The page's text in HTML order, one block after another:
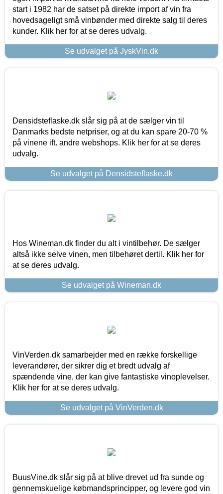
start i 1982 har de satset på direkte import af vin fra
hovedsageligt små vinbønder med direkte salg til deres
kunder. Klik her for at se deres udvalg.
Se udvalget på JyskVin.dk
Densidsteflaske.dk slår sig på at de sælger vin til
Danmarks bedste netpriser, og at du kan spare 20-70 %
på vinene ift. andre webshops. Klik her for at se deres
udvalg.
Se udvalget på Densidsteflaske.dk
Hos Wineman.dk finder du alt i vintilbehør. De sælger
altså ikke selve vinen, men tilbehøret dertil. Klik her for
at se deres udvalg.
Se udvalget på Wineman.dk
VinVerden.dk samarbejder med en række forskellige
leverandører, der sikrer dig et bredt udvalg af
spændende vine, der kan give fantastiske vinoplevelser.
Klik her for at se deres udvalg.
Se udvalget på VinVerden.dk
BuusVine.dk slår sig på at blive drevet ud fra sunde og
gennemskuelige købmandsprincipper, og levere god vin